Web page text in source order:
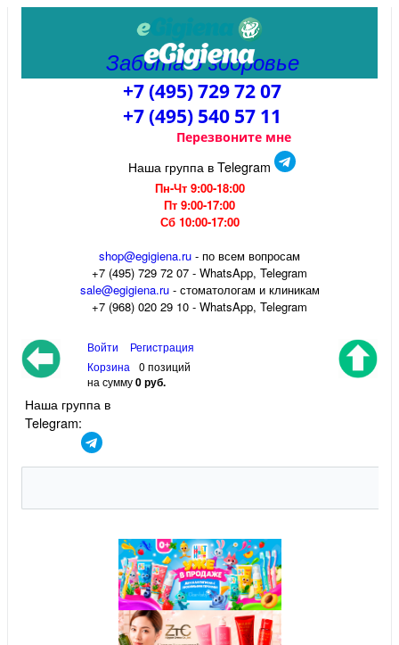
Забота о здоровье
+7 (495) 729 72 07
+7 (495) 540 57 11
Перезвоните мне
Наша группа в Telegram
Пн-Чт 9:00-18:00
Пт 9:00-17:00
Сб 10:00-17:00
shop@egigiena.ru - по всем вопросам
‎+7 (495) 729 72 07 - WhatsApp, Telegram
sale@egigiena.ru- стоматологам и клиникам
+7 (968) 020 29 10 - WhatsApp, Telegram
Войти
Регистрация
Корзина
0 позиций
на сумму0 руб.
Наша группа в
Telegram: